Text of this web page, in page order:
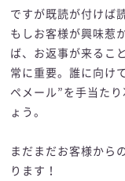
ですが既読が付けば
もしお客様が興味惹
ば、お返事が来るこ
常に重要。誰に向け
ペメール”を手当た
ょう。
まだまだお客様から
ります！